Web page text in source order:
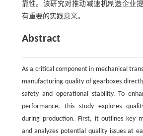
靠性。该研究对推动减速机制造企业
有重要的实践意义。
Abstract
As a critical component in mechanical
manufacturing quality of gearboxes
safety and operational stability. To
performance, this study explores
during production. First, it outlines key
and analyzes potential quality issues at